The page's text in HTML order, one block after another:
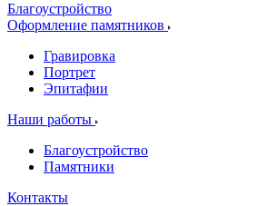
Благоустройство
Оформление памятников
Гравировка
Портрет
Эпитафии
Наши работы
Благоустройство
Памятники
Контакты